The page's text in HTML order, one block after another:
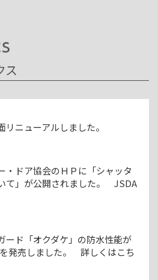
ス
ニューアルしました。
・ドア協会のＨＰに「シャッタ
て」が公開されました。 JSDA
ード「オクダケ」の防水性能が
発売しました。 詳しくはこち